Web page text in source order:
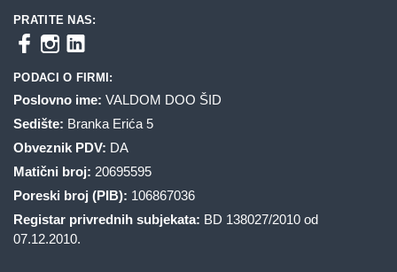
PRATITE NAS:
PODACI O FIRMI:
Poslovno ime: VALDOM DOO ŠID
Sedište: Branka Erića 5
Obveznik PDV: DA
Matični broj: 20695595
Poreski broj (PIB): 106867036
Registar privrednih subjekata: BD 138027/2010 od
07.12.2010.